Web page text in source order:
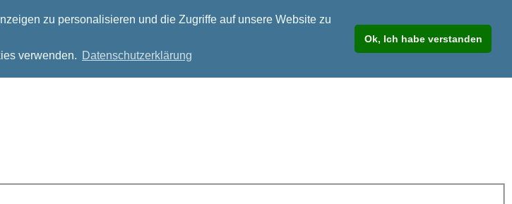
zu personalisieren und die Zugriffe auf unsere Website zu
verwenden. Datenschutzerklärung
Ok, Ich habe verstanden